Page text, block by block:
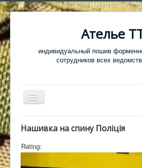
Ателье
индивидуальный пошив
сотрудников всех
Перемикач
навігації
Нашивка на спину Поліція
Rating: